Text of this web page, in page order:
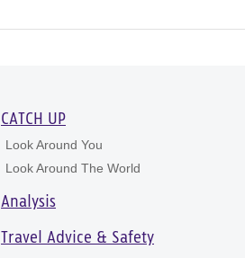
CATCH UP
Look Around You
Look Around The World
Analysis
Travel Advice & Safety